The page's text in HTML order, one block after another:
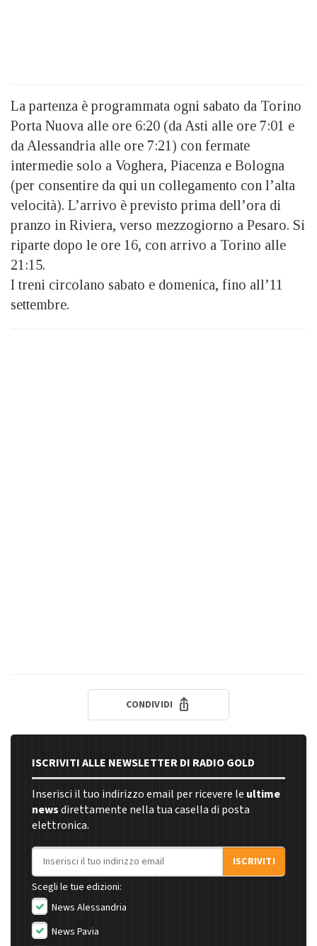
La partenza è programmata ogni sabato da Torino
Porta Nuova alle ore 6:20 (da Asti alle ore 7:01 e
da Alessandria alle ore 7:21) con fermate
intermedie solo a Voghera, Piacenza e Bologna
(per consentire da qui un collegamento con l’alta
velocità). L’arrivo è previsto prima dell’ora di
pranzo in Riviera, verso mezzogiorno a Pesaro. Si
riparte dopo le ore 16, con arrivo a Torino alle
21:15.
I treni circolano sabato e domenica, fino all’11
settembre.
CONDIVIDI
ISCRIVITI ALLE NEWSLETTER DI RADIO GOLD
Inserisci il tuo indirizzo email per ricevere le ultime
newsdirettamente nella tua casella di posta
elettronica.
Indirizzo email
ISCRIVITI
Scegli le tue edizioni:
News Alessandria
News Pavia